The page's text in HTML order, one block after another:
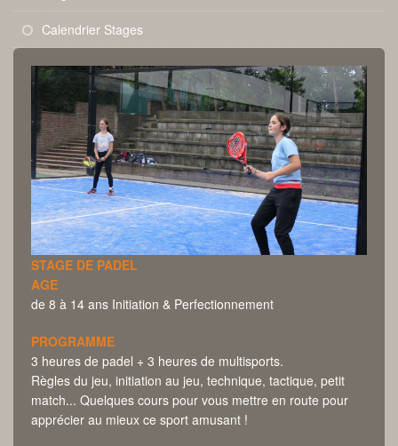
Calendrier Stages
STAGE DE PADEL
AGE
de 8 à 14 ans Initiation & Perfectionnement
PROGRAMME
3 heures de padel + 3 heures de multisports.
Règles du jeu, initiation au jeu, technique, tactique, petit
match... Quelques cours pour vous mettre en route pour
apprécier au mieux ce sport amusant !